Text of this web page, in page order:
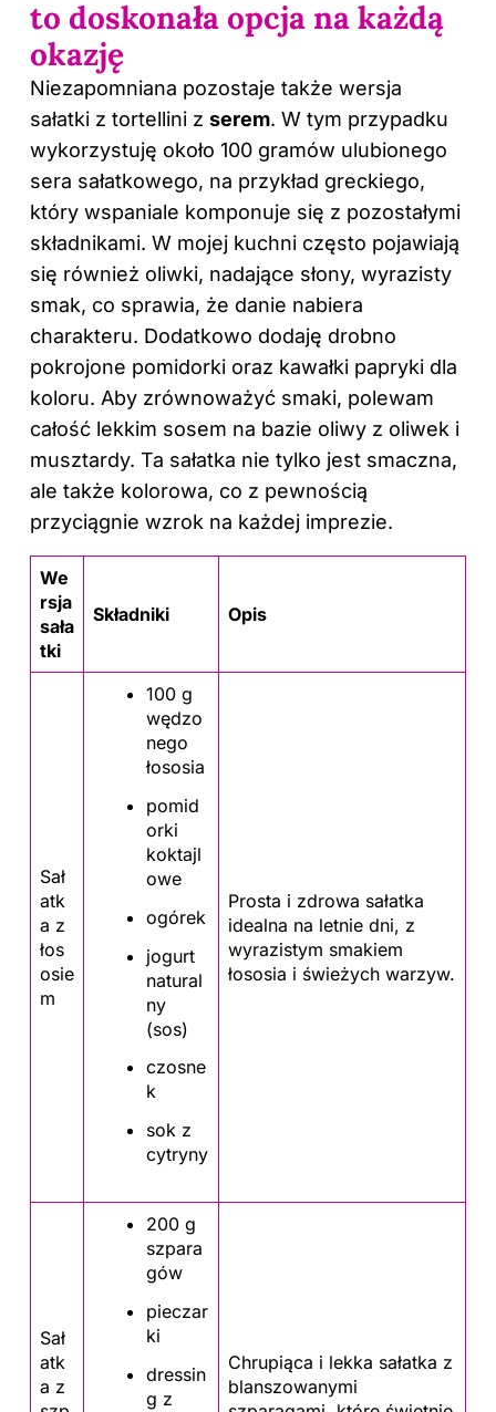
to doskonała opcja na każdą
okazję
Niezapomniana pozostaje także wersja
sałatki z tortellini z serem. W tym przypadku
wykorzystuję około 100 gramów ulubionego
sera sałatkowego, na przykład greckiego,
który wspaniale komponuje się z pozostałymi
składnikami. W mojej kuchni często pojawiają
się również oliwki, nadające słony, wyrazisty
smak, co sprawia, że danie nabiera
charakteru. Dodatkowo dodaję drobno
pokrojone pomidorki oraz kawałki papryki dla
koloru. Aby zrównoważyć smaki, polewam
całość lekkim sosem na bazie oliwy z oliwek i
musztardy. Ta sałatka nie tylko jest smaczna,
ale także kolorowa, co z pewnością
przyciągnie wzrok na każdej imprezie.
We
rsja
sała
tki
Składniki Opis
Sał
atk
a z
łos
osie
m
100 g
wędzo
nego
łososia
pomid
orki
koktajl
owe
ogórek
jogurt
natural
ny
(sos)
czosne
k
sok z
cytryny
Prosta i zdrowa sałatka
idealna na letnie dni, z
wyrazistym smakiem
łososia i świeżych warzyw.
Sał
atk
a z
200 g
szpara
gów
pieczar
ki
dressin
g z
Chrupiąca i lekka sałatka z
blanszowanymi